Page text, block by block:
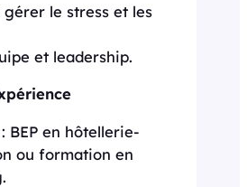
gérer le stress et les
et leadership.
BEP en hôtellerie-
ou formation en